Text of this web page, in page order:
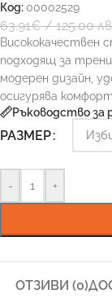
Код: 00002529
63.91€/ 125.00
Висококачествен
подходящ за
модерен дизайн,
осигурява
Ръководство за
РАЗМЕР
- +
ОТЗИВИ (0)